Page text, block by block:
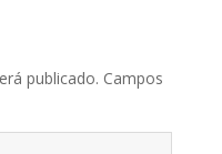
publicado. Campos